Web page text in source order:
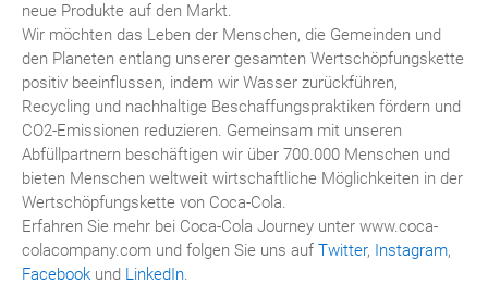
neue Produkte auf den Markt.
Wir möchten das Leben der Menschen, die Gemeinden und
den Planeten entlang unserer gesamten Wertschöpfungskette
positiv beeinflussen, indem wir Wasser zurückführen,
Recycling und nachhaltige Beschaffungspraktiken fördern und
CO2-Emissionen reduzieren. Gemeinsam mit unseren
Abfüllpartnern beschäftigen wir über 700.000 Menschen und
bieten Menschen weltweit wirtschaftliche Möglichkeiten in der
Wertschöpfungskette von Coca-Cola.
Erfahren Sie mehr bei Coca-Cola Journey unter www.coca-
colacompany.com und folgen Sie uns auf Twitter, Instagram,
Facebook und LinkedIn.